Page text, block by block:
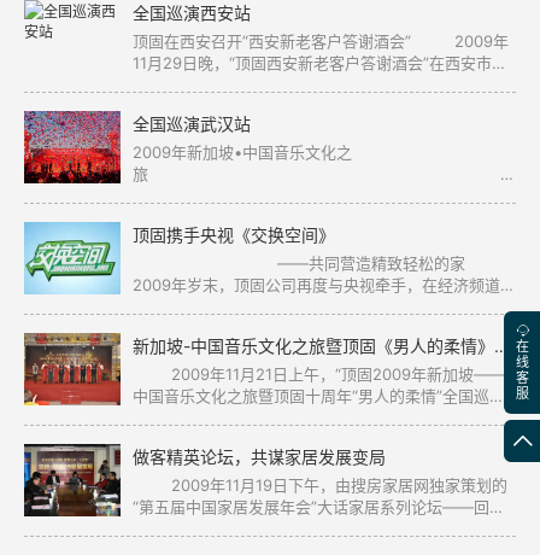
全国巡演西安站
顶固在西安召开“西安新老客户答谢酒会” 2009年
11月29日晚，“顶固西安新老客户答谢酒会”在西安市凯
筑装饰材料协会的领导、各知名装饰公司设计师以及部
分新老客户共350多人出席了本次酒会。 顶固总裁林新
达发言 顶固总裁林新达先生代表
全国巡演武汉站
2009年新加坡•中国音乐文化之
之旅暨顶固主题曲《男人的柔情》全国巡演，在武汉市
南国大武汉家装市场隆重举行，来自顶固总
顶固携手央视《交换空间》
——共同营造精致轻松的家
2009年岁末，顶固公司再度与央视牵手，在经济频道
目。这档栏目贴近普通电视观众，倡导自主动手、节俭
装修理念。这档栏目的受众主要包括将要家装的、正在
家装的、已经家装的
新加坡-中国音乐文化之旅暨顶固《男人的柔情》郑州第三站
2009年11月21日上午，“顶固2009年新加坡——
中国音乐文化之旅暨顶固十周年“男人的柔情”全国巡
演，在郑州红星美凯龙二期店隆重举行，来自顶固各地
孟福卿先生等参加了此次巡演。 开业剪彩 在现
场主持人对顶固10年的热情回顾中、在欢快的音乐中，
顶固总裁林新达先生、顶固郑州区总经理孟
做客精英论坛，共谋家居发展变局
2009年11月19日下午，由搜房家居网独家策划的
“第五届中国家居发展年会”大话家居系列论坛——回眸•
在
线
客
服